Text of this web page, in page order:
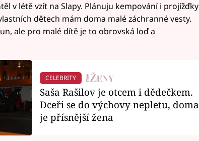
v létě vzít na Slapy. Plánuju kempování i projížďky
dětech mám doma malé záchranné vesty.
ale pro malé dítě je to obrovská loď a
CELEBRITY
Saša Rašilov je otcem i dědečkem.
Dceři se do výchovy nepletu, doma
je přísnější žena